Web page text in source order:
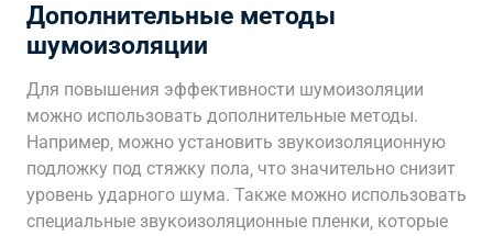
Дополнительные методы
шумоизоляции
Для повышения эффективности шумоизоляции
можно использовать дополнительные методы.
Например‚ можно установить звукоизоляционную
подложку под стяжку пола‚ что значительно снизит
уровень ударного шума. Также можно использовать
специальные звукоизоляционные пленки‚ которые